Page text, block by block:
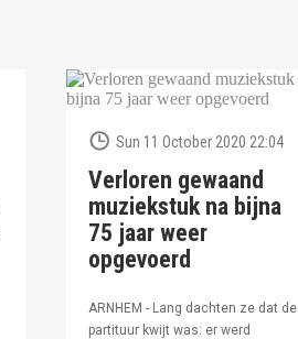
Sun 11 October 2020 22:04
Verloren gewaand
muziekstuk na bijna
75 jaar weer
opgevoerd
ARNHEM - Lang dachten ze dat de
partituur kwijt was: er werd